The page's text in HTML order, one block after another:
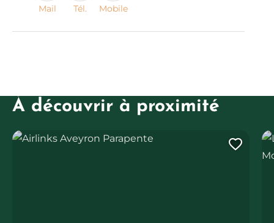
Mail Tél. Mobile
À découvrir à proximité
Airlinks Aveyron Parapente